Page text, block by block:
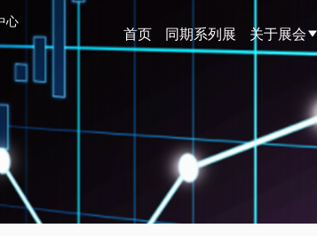
心
首页 同期系列展 关于展会